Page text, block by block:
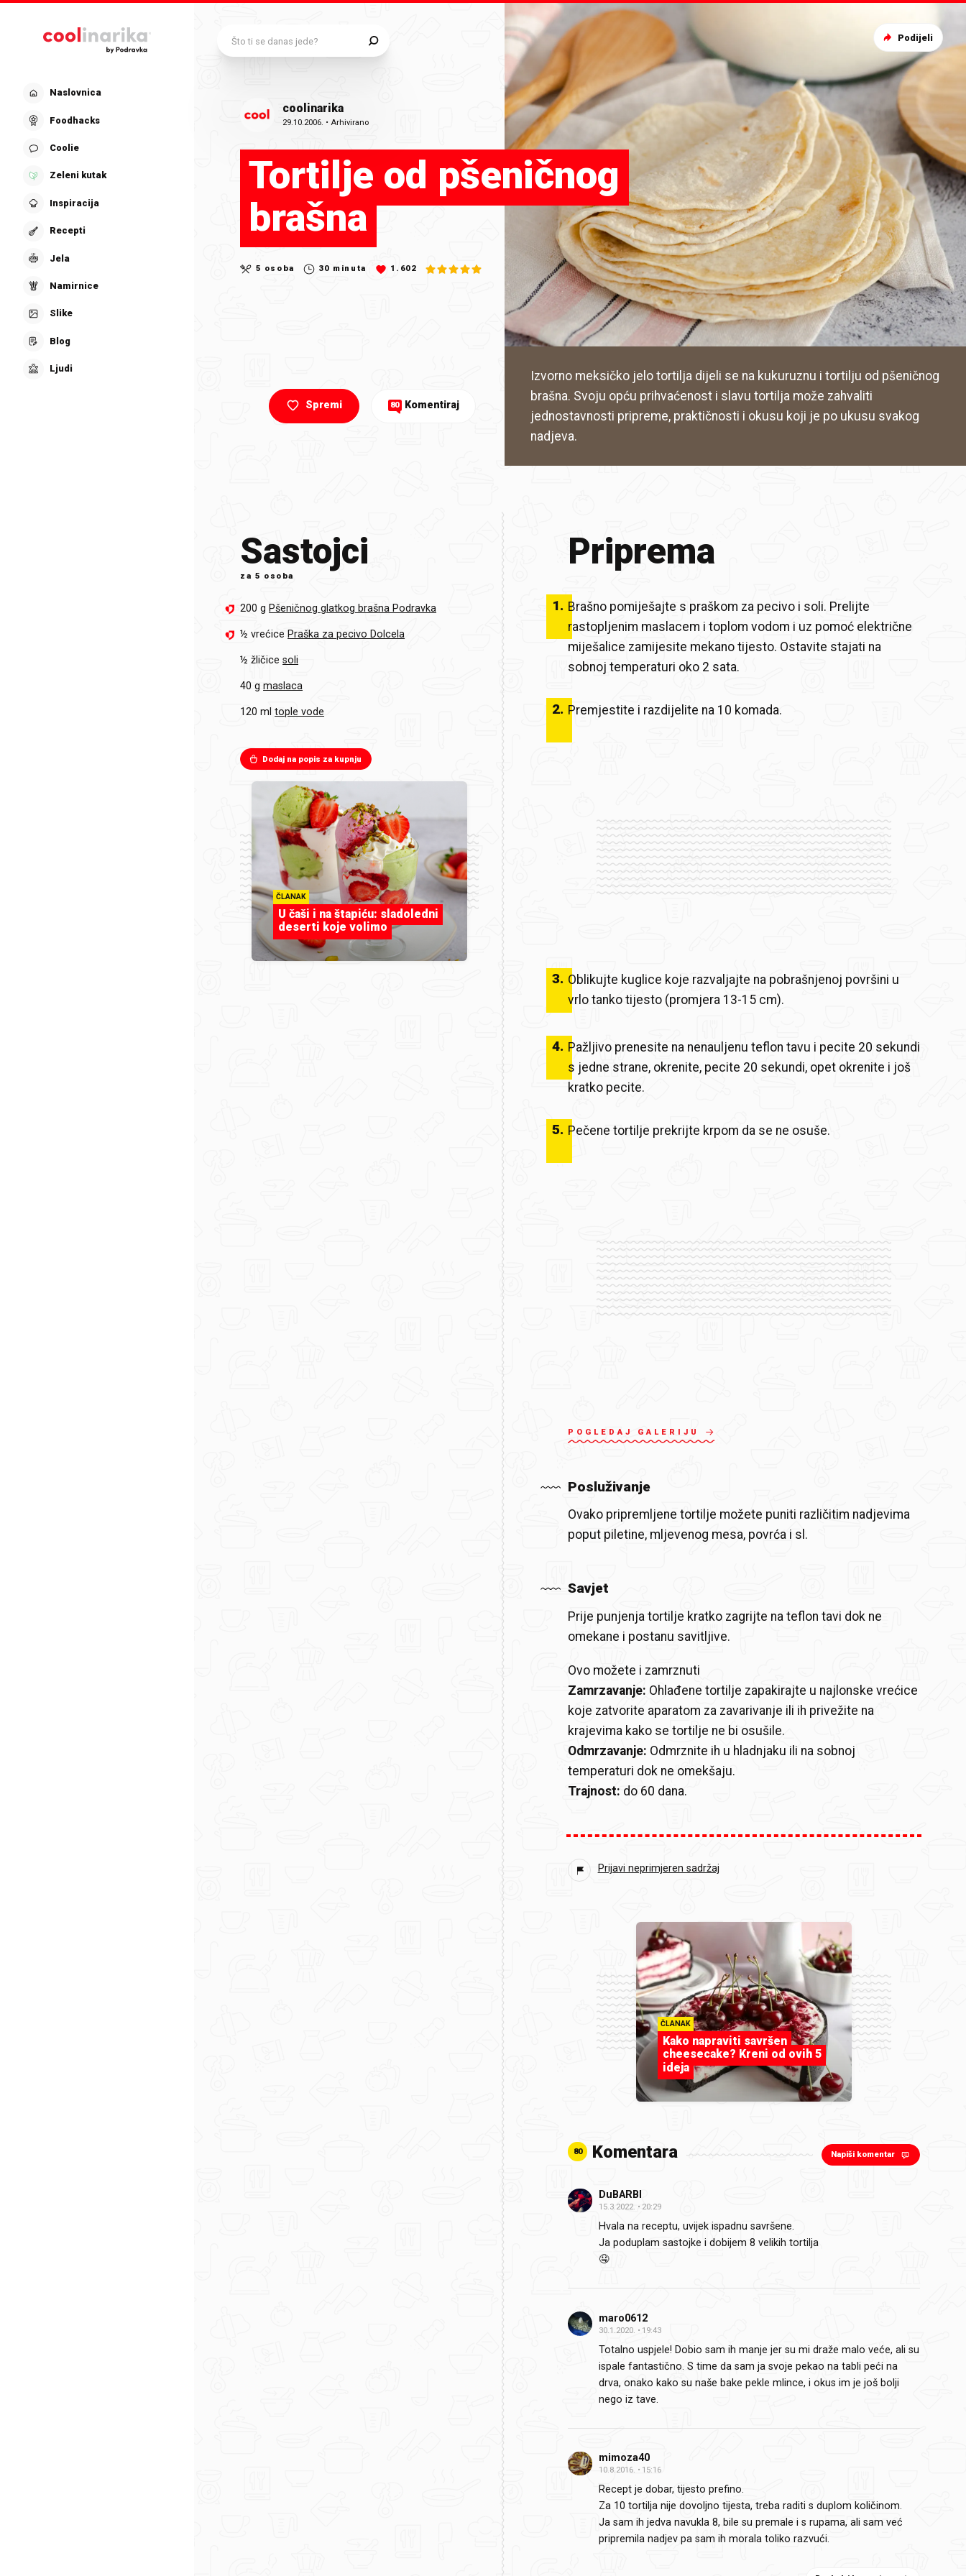
Naslovnica
Foodhacks
Coolie
Zeleni kutak
Inspiracija
Recepti
Jela
Namirnice
Slike
Blog
Ljudi
coolinarika
29.10.2006. •Arhivirano
Tortilje od pšeničnog
brašna
5 osoba 30 minuta 1.602
Izvorno meksičko jelo tortilja dijeli se na kukuruznu i tortilju od pšeničnog
brašna. Svoju opću prihvaćenost i slavu tortilja može zahvaliti
jednostavnosti pripreme, praktičnosti i okusu koji je po ukusu svakog
nadjeva.
Spremi 80 Komentiraj
Podijeli
Sastojci
za 5 osoba
200 g Pšeničnog glatkog brašna Podravka
½ vrećice Praška za pecivo Dolcela
½ žličice soli
40 g maslaca
120 ml tople vode
Dodaj na popis za kupnju
ČLANAK
U čaši i na štapiću: sladoledni
deserti koje volimo
Priprema
1. Brašno pomiješajte s praškom za pecivo i soli. Prelijte
rastopljenim maslacem i toplom vodom i uz pomoć električne
miješalice zamijesite mekano tijesto. Ostavite stajati na
sobnoj temperaturi oko 2 sata.
2. Premjestite i razdijelite na 10 komada.
3. Oblikujte kuglice koje razvaljajte na pobrašnjenoj površini u
vrlo tanko tijesto (promjera 13-15 cm).
4. Pažljivo prenesite na nenauljenu teflon tavu i pecite 20 sekundi
s jedne strane, okrenite, pecite 20 sekundi, opet okrenite i još
kratko pecite.
5. Pečene tortilje prekrijte krpom da se ne osuše.
POGLEDAJ GALERIJU
Posluživanje
Ovako pripremljene tortilje možete puniti različitim nadjevima
poput piletine, mljevenog mesa, povrća i sl.
Savjet
Prije punjenja tortilje kratko zagrijte na teflon tavi dok ne
omekane i postanu savitljive.
Ovo možete i zamrznuti
Zamrzavanje: Ohlađene tortilje zapakirajte u najlonske vrećice
koje zatvorite aparatom za zavarivanje ili ih privežite na
krajevima kako se tortilje ne bi osušile.
Odmrzavanje: Odmrznite ih u hladnjaku ili na sobnoj
temperaturi dok ne omekšaju.
Trajnost: do 60 dana.
Prijavi neprimjeren sadržaj
ČLANAK
Kako napraviti savršen
cheesecake? Kreni od ovih 5
ideja
80 Komentara Napiši komentar
DuBARBI
15.3.2022. 20:29
Hvala na receptu, uvijek ispadnu savršene.
Ja poduplam sastojke i dobijem 8 velikih tortilja
🤤
maro0612
30.1.2020. 19:43
Totalno uspjele! Dobio sam ih manje jer su mi draže malo veće, ali su
ispale fantastično. S time da sam ja svoje pekao na tabli peći na
drva, onako kako su naše bake pekle mlince, i okus im je još bolji
nego iz tave.
mimoza40
10.8.2016. 15:16
Recept je dobar, tijesto prefino.
Za 10 tortilja nije dovoljno tijesta, treba raditi s duplom količinom.
Ja sam ih jedva navukla 8, bile su premale i s rupama, ali sam već
pripremila nadjev pa sam ih morala toliko razvući.
Što ti se danas jede?